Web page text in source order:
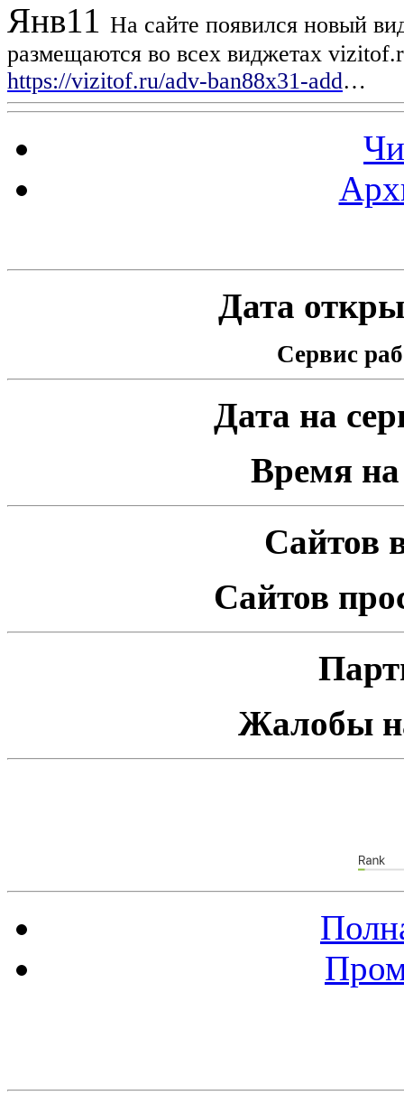
Янв11 На сайте появился новый
размещаются во всех виджетах
https://vizitof.ru/adv-ban88x31-add…
Дата
Сервис
Дата на
Время на
Сайтов
Сайтов
Жалобы